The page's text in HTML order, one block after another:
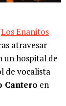
Los Enanitos
atravesar
un hospital de
de vocalista
Cantero en